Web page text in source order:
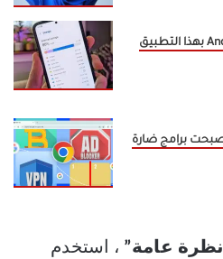
حررت 10 جيجابايت من هاتفي Android بهذا التطبيق
نظرة عامة” ، استخدم